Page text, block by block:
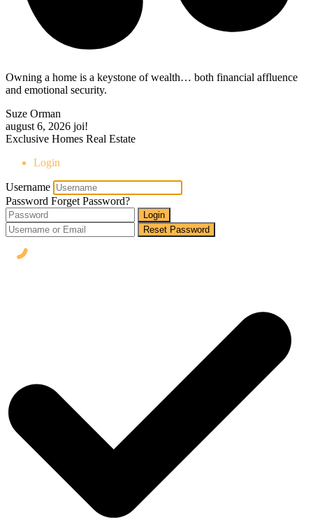
Owning a home is a keystone of wealth… both financial affluence
and emotional security.
Suze Orman
august 6, 2026 joi!
Exclusive Homes Real Estate
Login
Username
Password Forget Password?
Login
Reset Password